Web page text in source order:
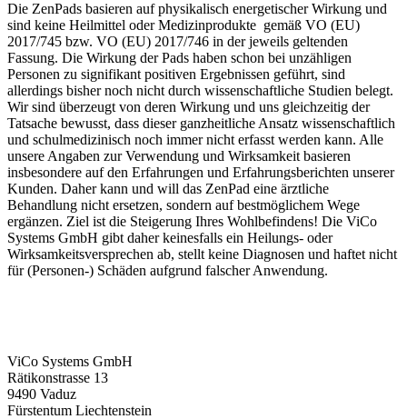
Die ZenPads basieren auf physikalisch energetischer Wirkung und
sind keine Heilmittel oder Medizinprodukte gemäß VO (EU)
2017/745 bzw. VO (EU) 2017/746 in der jeweils geltenden
Fassung. Die Wirkung der Pads haben schon bei unzähligen
Personen zu signifikant positiven Ergebnissen geführt, sind
allerdings bisher noch nicht durch wissenschaftliche Studien belegt.
Wir sind überzeugt von deren Wirkung und uns gleichzeitig der
Tatsache bewusst, dass dieser ganzheitliche Ansatz wissenschaftlich
und schulmedizinisch noch immer nicht erfasst werden kann. Alle
unsere Angaben zur Verwendung und Wirksamkeit basieren
insbesondere auf den Erfahrungen und Erfahrungsberichten unserer
Kunden. Daher kann und will das ZenPad eine ärztliche
Behandlung nicht ersetzen, sondern auf bestmöglichem Wege
ergänzen. Ziel ist die Steigerung Ihres Wohlbefindens! Die ViCo
Systems GmbH gibt daher keinesfalls ein Heilungs- oder
Wirksamkeitsversprechen ab, stellt keine Diagnosen und haftet nicht
für (Personen-) Schäden aufgrund falscher Anwendung.
ViCo Systems GmbH
Rätikonstrasse 13
9490 Vaduz
Fürstentum Liechtenstein